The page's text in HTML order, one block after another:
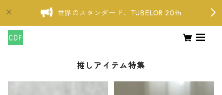
世界のスタンダード、TUBELOR 20th
推しアイテム特集